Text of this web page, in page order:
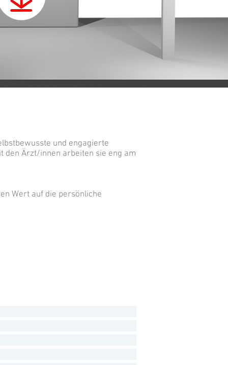
und engagierte
den Ärzt/innen arbeiten sie eng am
Wert auf die persönliche